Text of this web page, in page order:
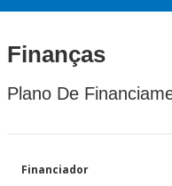
Finanças
Plano De
Financiador